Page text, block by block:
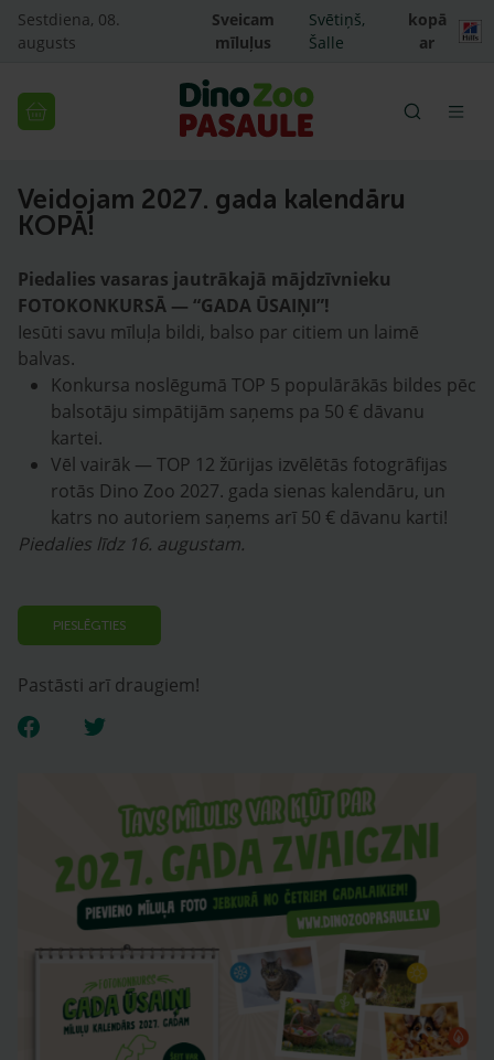
Sestdiena, 08.
augusts
Sveicam
mīluļus
Svētiņš,
Šalle
kopā
ar
Veidojam 2027. gada kalendāru
KOPĀ!
Piedalies vasaras jautrākajā mājdzīvnieku
FOTOKONKURSĀ — “GADA ŪSAIŅI”!
Iesūti savu mīluļa bildi, balso par citiem un laimē
balvas.
Konkursa noslēgumā TOP 5 populārākās bildes pēc
balsotāju simpātijām saņems pa 50 € dāvanu
kartei.
Vēl vairāk — TOP 12 žūrijas izvēlētās fotogrāfijas
rotās Dino Zoo 2027. gada sienas kalendāru, un
katrs no autoriem saņems arī 50 € dāvanu karti!
Piedalies līdz 16. augustam.
PIESLĒGTIES
Pastāsti arī draugiem!